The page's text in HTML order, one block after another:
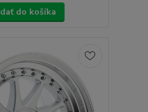
do košíka